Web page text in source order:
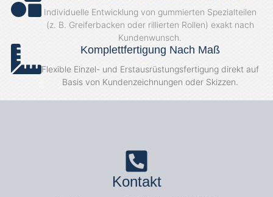
Individuelle Entwicklung von gummierten Spezialteilen
(z. B. Greiferbacken oder rillierten Rollen) exakt nach
Kundenwunsch.
Komplettfertigung Nach Maß
Flexible Einzel- und Erstausrüstungsfertigung direkt auf
Basis von Kundenzeichnungen oder Skizzen.
Kontakt